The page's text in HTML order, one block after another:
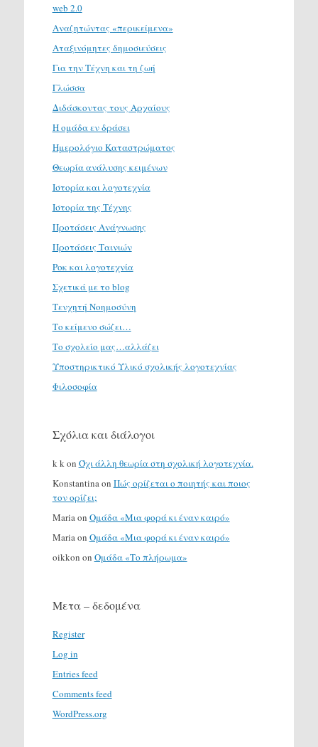
web 2.0
Αναζητώντας «περικείμενα»
Αταξινόμητες δημοσιεύσεις
Για την Τέχνη και τη ζωή
Γλώσσα
Διδάσκοντας τους Αρχαίους
Η ομάδα εν δράσει
Ημερολόγιο Καταστρώματος
Θεωρία ανάλυσης κειμένων
Ιστορία και λογοτεχνία
Ιστορία της Τέχνης
Προτάσεις Ανάγνωσης
Προτάσεις Ταινιών
Ροκ και λογοτεχνία
Σχετικά με το blog
Τενχητή Νοημοσύνη
Το κείμενο σώζει…
Το σχολείο μας…αλλάζει
Υποστηρικτικό Υλικό σχολικής λογοτεχνίας
Φιλοσοφία
Σχόλια και διάλογοι
k k on Όχι άλλη θεωρία στη σχολική λογοτεχνία.
Konstantina on Πώς ορίζεται ο ποιητής και ποιος
τον ορίζει;
Maria on Ομάδα «Μια φορά κι έναν καιρό»
Maria on Ομάδα «Μια φορά κι έναν καιρό»
oikkon on Ομάδα «Το πλήρωμα»
Μετα – δεδομένα
Register
Log in
Entries feed
Comments feed
WordPress.org